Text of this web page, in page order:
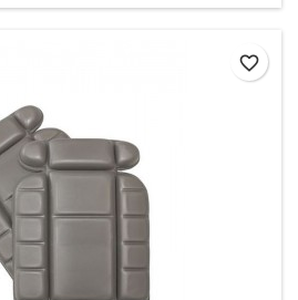
favorite_border